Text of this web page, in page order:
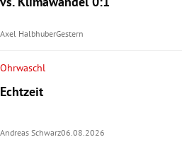
Axel HalbhuberGestern
Ohrwaschl
Echtzeit
Andreas Schwarz06.08.2026